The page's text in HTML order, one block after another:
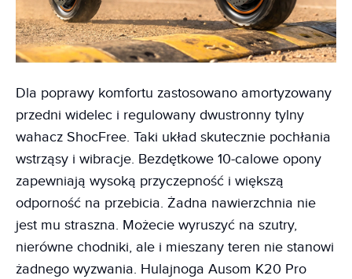
Dla poprawy komfortu zastosowano amortyzowany
przedni widelec i regulowany dwustronny tylny
wahacz ShocFree. Taki układ skutecznie pochłania
wstrząsy i wibracje. Bezdętkowe 10-calowe opony
zapewniają wysoką przyczepność i większą
odporność na przebicia. Żadna nawierzchnia nie
jest mu straszna. Możecie wyruszyć na szutry,
nierówne chodniki, ale i mieszany teren nie stanowi
żadnego wyzwania. Hulajnoga Ausom K20 Pro